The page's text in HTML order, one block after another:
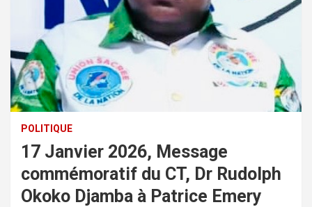
POLITIQUE
17 Janvier 2026, Message
commémoratif du CT, Dr Rudolph
Okoko Djamba à Patrice Emery